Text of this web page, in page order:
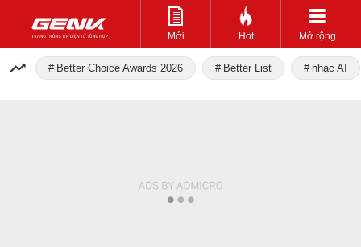
Mới Hot Mở rộng
Better Choice Awards 2026 Better List nhạc AI